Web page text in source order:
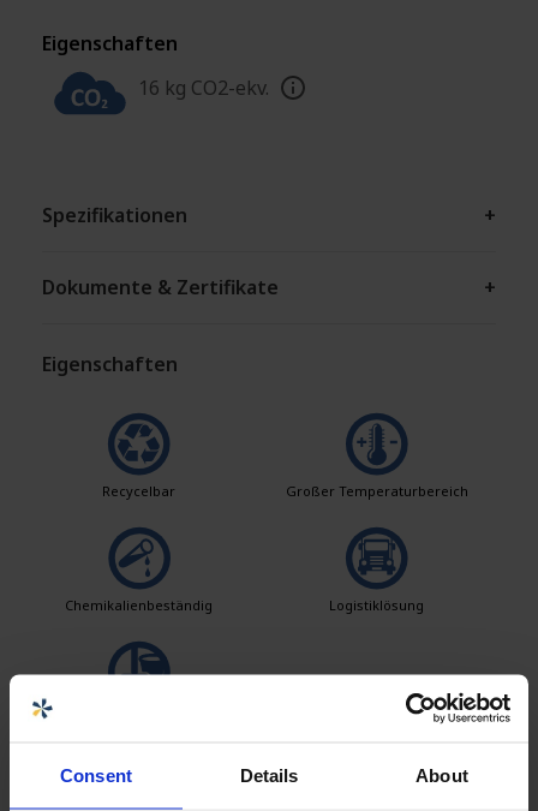
Consent Details About
Eigenschaften
16 kg CO2-ekv.
Spezifikationen +
Dokumente & Zertifikate +
Eigenschaften
Recycelbar Großer Temperaturbereich
Chemikalienbeständig Logistiklösung